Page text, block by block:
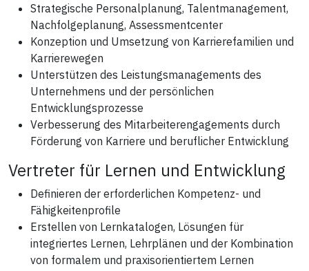
Strategische Personalplanung, Talentmanagement,
Nachfolgeplanung, Assessmentcenter
Konzeption und Umsetzung von Karrierefamilien und
Karrierewegen
Unterstützen des Leistungsmanagements des
Unternehmens und der persönlichen
Entwicklungsprozesse
Verbesserung des Mitarbeiterengagements durch
Förderung von Karriere und beruflicher Entwicklung
Vertreter für Lernen und Entwicklung
Definieren der erforderlichen Kompetenz- und
Fähigkeitenprofile
Erstellen von Lernkatalogen, Lösungen für
integriertes Lernen, Lehrplänen und der Kombination
von formalem und praxisorientiertem Lernen